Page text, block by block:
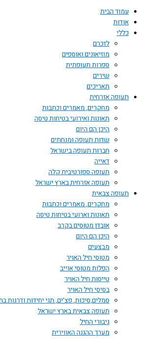
עמוד הבית
אודות
כללי
לזכרם
מוזיאונים ואוספים
ספרות תעופתית
שירים
תאריכים
תעופה אזרחית
מחקרים, מאמרים וכתבות
תאונות ואירועי בטיחות טיסה
היכן הם היום
שדות תעופה ומנחתים
חברות תעופה בישראל
דאייה
תעופה ספורטיבית קלה
תעופה אזרחית בארץ ישראל
תעופה צבאית
מחקרים, מאמרים וכתבות
תאונות וארועי בטיחות טיסה
אובדן מטוסים בקרב
היכן הם היום
מבצעים
מטוסי חיל האויר
הפלות מטוסי אוייב
טייסות חיל האויר
בסיסי חיל האויר
סמלים,סיכות, פצ'ים, תגי יחידות ודרגות בחיל
תעופה צבאית בארץ ישראל
גיבורי החיל
מערך ההגנה האווירית